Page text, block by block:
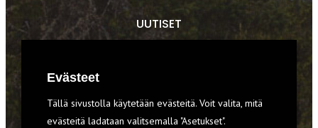
UUTISET
VARUSTEET
Evästeet
Tällä sivustolla käytetään evästeitä. Voit valita, mitä
evästeitä ladataan valitsemalla "Asetukset".